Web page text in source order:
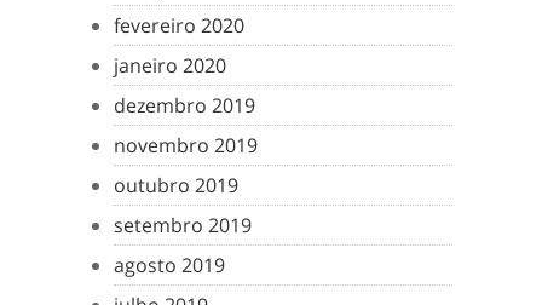
fevereiro 2020
janeiro 2020
dezembro 2019
novembro 2019
outubro 2019
setembro 2019
agosto 2019